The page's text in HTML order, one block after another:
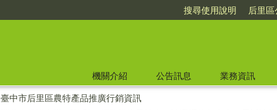
搜尋使用說明 后里
機關介紹 公告訊息 業務資訊
臺中市后里區農特產品推廣行銷資訊